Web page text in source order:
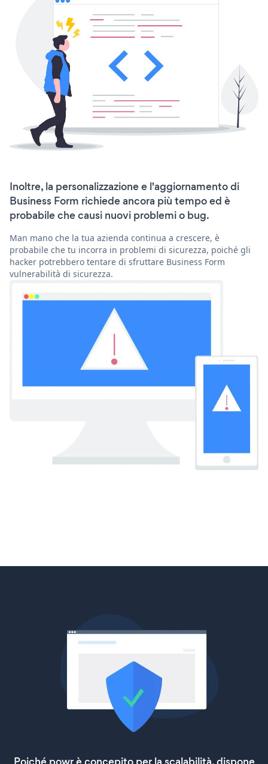
Inoltre, la personalizzazione e l'aggiornamento di
Business Form richiede ancora più tempo ed è
probabile che causi nuovi problemi o bug.
Man mano che la tua azienda continua a crescere, è
probabile che tu incorra in problemi di sicurezza, poiché gli
hacker potrebbero tentare di sfruttare Business Form
vulnerabilità di sicurezza.